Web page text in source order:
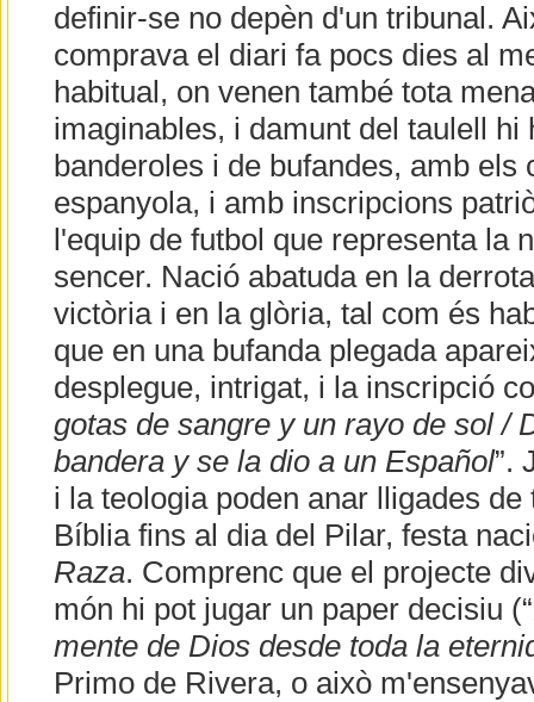
definir-se no depèn d'un tribunal.
comprava el diari fa pocs dies al
habitual, on venen també tota
imaginables, i damunt del taulell hi
banderoles i de bufandes, amb els
espanyola, i amb inscripcions
l'equip de futbol que representa la
sencer. Nació abatuda en la
victòria i en la glòria, tal com és
que en una bufanda plegada
desplegue, intrigat, i la inscripció
gotas de sangre y un rayo de sol /
bandera y se la dio a un Español”.
i la teologia poden anar lligades
Bíblia fins al dia del Pilar, festa
Raza. Comprenc que el projecte
món hi pot jugar un paper decisiu (“
mente de Dios desde toda la
Primo de Rivera, o això